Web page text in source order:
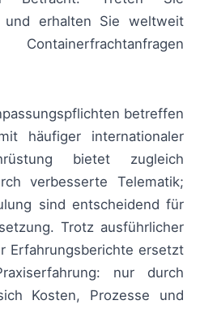
und erhalten Sie weltweit
betreffen
häufiger internationaler
bietet zugleich
verbesserte Telematik;
sind entscheidend für
Trotz ausführlicher
Erfahrungsberichte ersetzt
nur durch
Kosten, Prozesse und